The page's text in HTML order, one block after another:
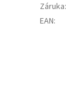
Záruka:
EAN: